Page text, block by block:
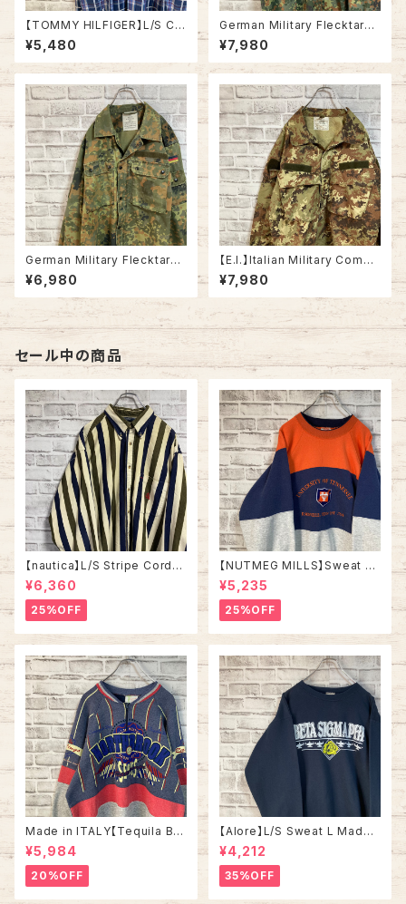
【TOMMY HILFIGER】L/S Ch
eck BD Shirt L トミーヒルフィ
ガー ストライプ BDシャツ ボタ
ンダウン 長袖 USA アメリカ 古
¥5,480
German Military Flecktarn
Camo ShirtJacket L/S L相
当 90s ドイツ軍 シャツジャケッ
ト フレクターカモ フレックカモ
国旗 ドイツ ユーロミリタリー
ユーロ 古着
¥7,980
German Military Flecktarn
Camo ShirtJacket L/S L相
当 ドイツ軍 シャツジャケット フ
レクターカモ フレックカモ フレ
ックターンカモ カモ柄 迷彩 国
旗 ドイツ ユーロミリタリー ユ
¥6,980
【E.I.】Italian Military Comba
t Jacket L/S XL相当 VEGET
ATO CAMO イタリア軍 コンバ
ットジャケット ベジタートカモ カ
モ柄 迷彩 リップストップ生地 イ
タリア ユーロミリタリー ユーロ
古着
¥7,980
セール中の商品
【nautica】L/S Stripe Cordur
oy Shirt L 90s ノーティカ スト
ライプ コーデュロイ シャツ ボタ
ンダウン 長袖 ワンポイントロゴ
刺繍ロゴ 旧タグ USA アメリカ
古着
¥6,360
25%OFF
【NUTMEG MILLS】Sweat XL
Made in USA 90s “UNIVER
SITY OF TENNESSEE” vinta
ge ナツメグミルズ カレッジモノ
カレッジロゴ テネシー大学 スウ
ェット トレーナー ヴィンテージ
アメリカ USA 古着
¥5,235
25%OFF
Made in ITALY【Tequila Bo
om】L/S Sweat/Trainer XL 9
0s ハーフジップスウェット トレ
ーナー マルチカラー レーシング
イタリア製 Euro ユーロ 古着
¥5,984
20%OFF
【Alore】L/S Sweat L Made i
n USA 90s 社交クラブ プロモ
ーション スウェット トレーナー
USA製 vintage ヴィンテージ
アメリカ USA 古着
¥4,212
35%OFF